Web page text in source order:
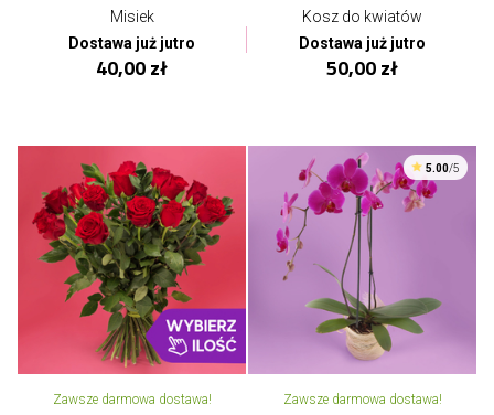
Misiek
Dostawa już jutro
40,00 zł
Kosz do kwiatów
Dostawa już jutro
50,00 zł
Zawsze darmowa dostawa!
5.00/5
Zawsze darmowa dostawa!